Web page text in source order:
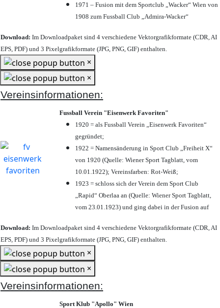
1971 – Fusion mit dem Sportclub „Wacker“ Wien von
1908 zum Fussball Club „Admira-Wacker“
Download: Im Downloadpaket sind 4 verschiedene Vektorgrafikformate (CDR, AI
EPS, PDF) und 3 Pixelgrafikformate (JPG, PNG, GIF) enthalten.
×
×
Vereinsinformationen:
Fussball Verein "Eisenwerk Favoriten"
1920 = als Fussball Verein „Eisenwerk Favoriten“
gegründet;
1922 = Namensänderung in Sport Club „Freiheit X“
von 1920 (Quelle: Wiener Sport Tagblatt, vom
10.01.1922); Vereinsfarben: Rot-Weiß;
1923 = schloss sich der Verein dem Sport Club
„Rapid“ Oberlaa an (Quelle: Wiener Sport Tagblatt,
vom 23.01.1923) und ging dabei in der Fusion auf
Download: Im Downloadpaket sind 4 verschiedene Vektorgrafikformate (CDR, AI
EPS, PDF) und 3 Pixelgrafikformate (JPG, PNG, GIF) enthalten.
×
×
Vereinsinformationen:
Sport Klub "Apollo" Wien